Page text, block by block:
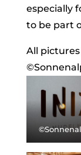
especially
to be part
All